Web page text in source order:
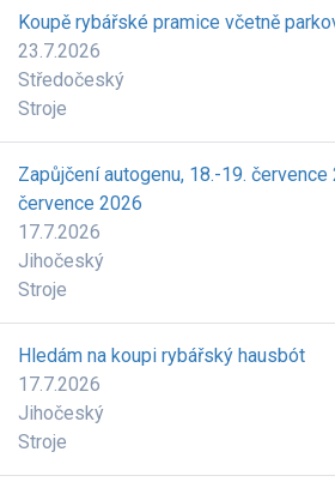
Koupě rybářské pramice včetně
23.7.2026
Středočeský
Stroje
Zapůjčení autogenu, 18.-19. července
července 2026
17.7.2026
Jihočeský
Stroje
Hledám na koupi rybářský hausbót
17.7.2026
Jihočeský
Stroje